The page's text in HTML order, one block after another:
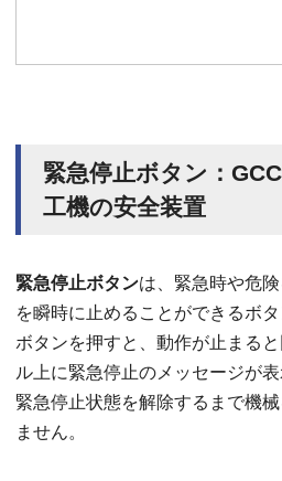
緊急停止ボタン：
工機の安全装置
緊急停止ボタンは、緊急時や危
を瞬時に止めることができるボタ
ボタンを押すと、動作が止まる
ル上に緊急停止のメッセージが表
緊急停止状態を解除するまで機
ません。